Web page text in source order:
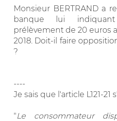
Monsieur BERTRAND a
banque lui
prélèvement de 20 euros
2018. Doit-il faire
?
----
Je sais que l'article L121-21
"Le consommateur